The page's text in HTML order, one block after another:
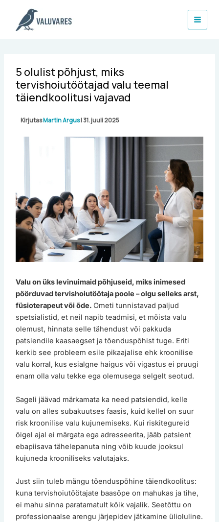
content
5 olulist põhjust, miks
tervishoiutöötajad valu teemal
täiendkoolitusi vajavad
KirjutasMartin Argus|31. juuli 2025
Valu on üks levinuimaid põhjuseid, miks inimesed
pöörduvad tervishoiutöötaja poole – olgu selleks arst,
füsioterapeut või õde. Ometi tunnistavad paljud
spetsialistid, et neil napib teadmisi, et mõista valu
olemust, hinnata selle tähendust või pakkuda
patsiendile kaasaegset ja tõenduspõhist tuge. Eriti
kerkib see probleem esile pikaajalise ehk kroonilise
valu korral, kus esialgne haigus või vigastus ei pruugi
enam olla valu tekke ega olemusega selgelt seotud.
Sageli jäävad märkamata ka need patsiendid, kelle
valu on alles subakuutses faasis, kuid kellel on suur
risk kroonilise valu kujunemiseks. Kui riskitegureid
õigel ajal ei märgata ega adresseerita, jääb patsient
ebapiisava tähelepanuta ning võib kuude jooksul
kujuneda krooniliseks valutajaks.
Just siin tuleb mängu tõenduspõhine täiendkoolitus:
kuna tervishoiutöötajate baasõpe on mahukas ja tihe,
ei mahu sinna paratamatult kõik vajalik. Seetõttu on
professionaalse arengu järjepidev jätkamine ülioluline.